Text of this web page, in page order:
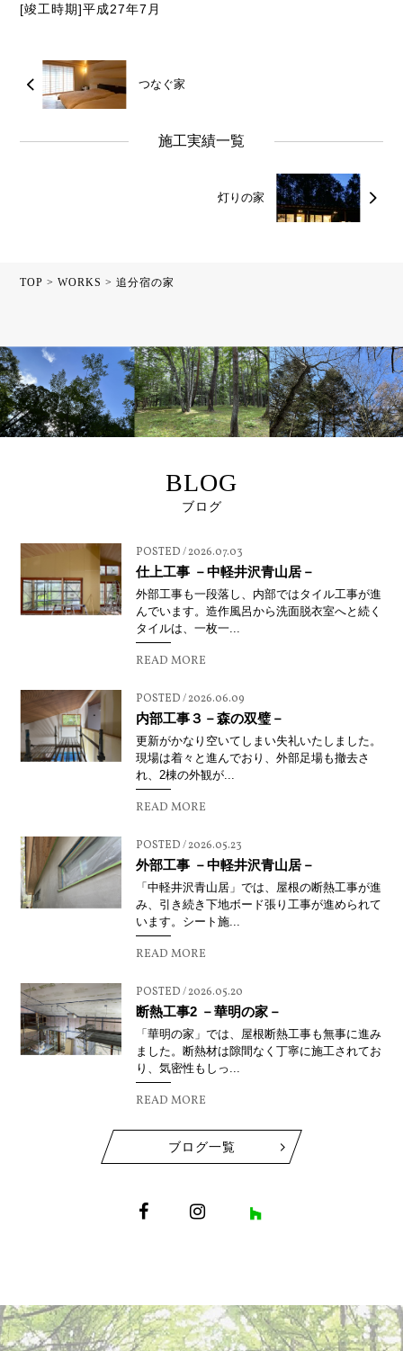
[竣工時期]平成27年7月
つなぐ家
施工実績一覧
灯りの家
TOP >WORKS >追分宿の家
BLOG
ブログ
POSTED / 2026.07.03
仕上工事 －中軽井沢青山居－
外部工事も一段落し、内部ではタイル工事が進
んでいます。造作風呂から洗面脱衣室へと続く
タイルは、一枚一...
READ MORE
POSTED / 2026.06.09
内部工事３－森の双璧－
更新がかなり空いてしまい失礼いたしました。
現場は着々と進んでおり、外部足場も撤去さ
れ、2棟の外観が...
READ MORE
POSTED / 2026.05.23
外部工事 －中軽井沢青山居－
「中軽井沢青山居」では、屋根の断熱工事が進
み、引き続き下地ボード張り工事が進められて
います。シート施...
READ MORE
POSTED / 2026.05.20
断熱工事2 －華明の家－
「華明の家」では、屋根断熱工事も無事に進み
ました。断熱材は隙間なく丁寧に施工されてお
り、気密性もしっ...
READ MORE
ブログ一覧